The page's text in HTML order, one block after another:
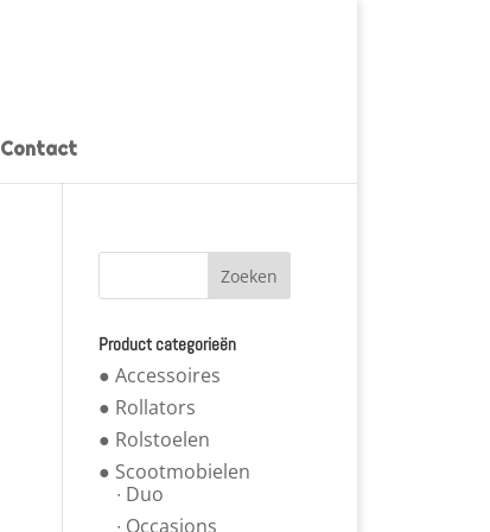
Contact
Product categorieën
● Accessoires
● Rollators
● Rolstoelen
● Scootmobielen
∙ Duo
∙ Occasions